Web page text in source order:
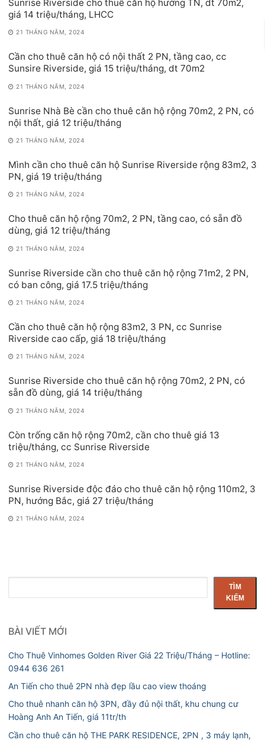
Sunrise Riverside cho thuê căn hộ hướng TN, dt 70m2,
giá 14 triệu/tháng, LHCC
21 THÁNG NĂM, 2024
Cần cho thuê căn hộ có nội thất 2 PN, tầng cao, cc
Sunsire Riverside, giá 15 triệu/tháng, dt 70m2
21 THÁNG NĂM, 2024
Sunrise Nhà Bè cần cho thuê căn hộ rộng 70m2, 2 PN, có
nội thất, giá 12 triệu/tháng
21 THÁNG NĂM, 2024
Mình cần cho thuê căn hộ Sunrise Riverside rộng 83m2, 3
PN, giá 19 triệu/tháng
21 THÁNG NĂM, 2024
Cho thuê căn hộ rộng 70m2, 2 PN, tầng cao, có sẵn đồ
dùng, giá 12 triệu/tháng
21 THÁNG NĂM, 2024
Sunrise Riverside cần cho thuê căn hộ rộng 71m2, 2 PN,
có ban công, giá 17.5 triệu/tháng
21 THÁNG NĂM, 2024
Cần cho thuê căn hộ rộng 83m2, 3 PN, cc Sunrise
Riverside cao cấp, giá 18 triệu/tháng
21 THÁNG NĂM, 2024
Sunrise Riverside cho thuê căn hộ rộng 70m2, 2 PN, có
sẵn đồ dùng, giá 14 triệu/tháng
21 THÁNG NĂM, 2024
Còn trống căn hộ rộng 70m2, cần cho thuê giá 13
triệu/tháng, cc Sunrise Riverside
21 THÁNG NĂM, 2024
Sunrise Riverside độc đáo cho thuê căn hộ rộng 110m2, 3
PN, hướng Bắc, giá 27 triệu/tháng
21 THÁNG NĂM, 2024
kiếm
TÌM
KIẾM
BÀI VIẾT MỚI
Cho Thuê Vinhomes Golden River Giá 22 Triệu/Tháng – Hotline:
0944 636 261
An Tiến cho thuê 2PN nhà đẹp lầu cao view thoáng
Cho thuê nhanh căn hộ 3PN, đầy đủ nội thất, khu chung cư
Hoàng Anh An Tiến, giá 11tr/th
Cần cho thuê căn hộ THE PARK RESIDENCE, 2PN , 3 máy lạnh,